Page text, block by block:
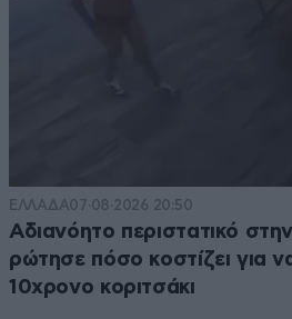
ΕΛΛΑΔΑ07·08·2026 20:50
Αδιανόητο περιστατικό
ρώτησε πόσο κοστίζει για
10χρονο κοριτσάκι